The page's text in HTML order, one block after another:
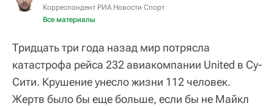
Корреспондент РИА Новости Спорт
Все материалы
Тридцать три года назад мир потрясла
катастрофа рейса 232 авиакомпании United в Су-
Сити. Крушение унесло жизни 112 человек.
Жертв было бы еще больше, если бы не Майкл